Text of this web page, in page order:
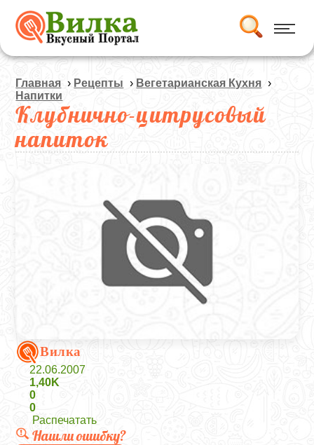
Главная › Рецепты › Вегетарианская Кухня ›
Напитки
Клубнично-цитрусовый
напиток
Вилка
22.06.2007
1,40K
0
0
Распечатать
Нашли ошибку?